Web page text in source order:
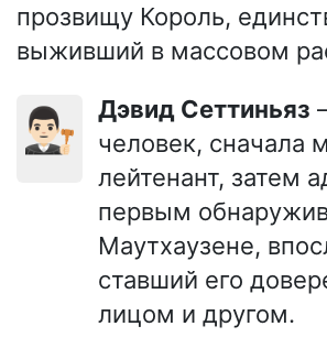
прозвищу Король,
выживший в массовом
👨🏻‍⚖️ Дэвид Сеттиньяз
человек, сначала
лейтенант, затем
первым
Маутхаузене,
ставший его
лицом и другом.